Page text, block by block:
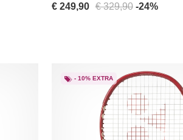
€ 249,90 € 329,90 -24%
- 10% EXTRA